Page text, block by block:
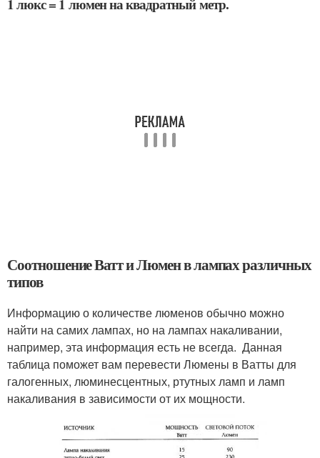
1 люкс = 1 люмен на квадратный метр.
Соотношение Ватт и Люмен в лампах различных
типов
Информацию о количестве люменов обычно можно
найти на самих лампах, но на лампах накаливании,
например, эта информация есть не всегда. Данная
таблица поможет вам перевести Люмены в Ватты для
галогенных, люминесцентных, ртутных ламп и ламп
накаливания в зависимости от их мощности.